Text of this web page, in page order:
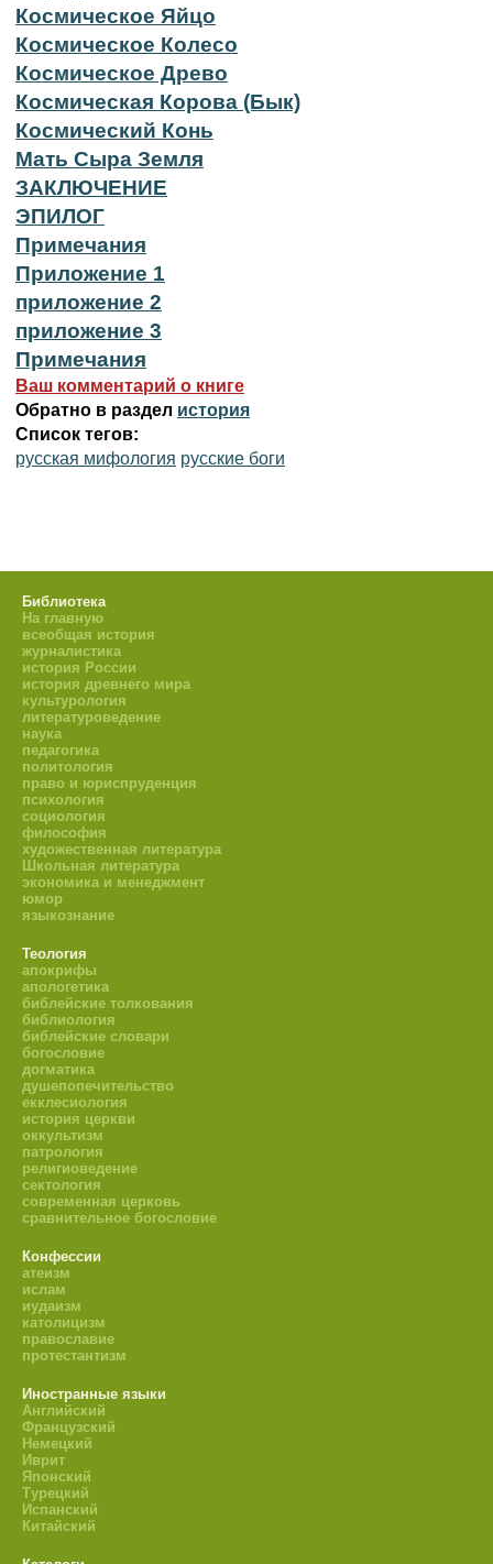
Космическое Яйцо
Космическое Колесо
Космическое Древо
Космическая Корова (Бык)
Космический Конь
Мать Сыра Земля
ЗАКЛЮЧЕНИЕ
ЭПИЛОГ
Примечания
Приложение 1
приложение 2
приложение 3
Примечания
Ваш комментарий о книге
Обратно в раздел история
Список тегов:
русская мифология русские боги
Библиотека
На главную
всеобщая история
журналистика
история России
история древнего мира
культурология
литературоведение
наука
педагогика
политология
право и юриспруденция
психология
социология
философия
художественная литература
Школьная литература
экономика и менеджмент
юмор
языкознание
Теология
апокрифы
апологетика
библейские толкования
библиология
библейские словари
богословие
догматика
душепопечительство
екклесиология
история церкви
оккультизм
патрология
религиоведение
сектология
современная церковь
сравнительное богословие
Конфессии
атеизм
ислам
иудаизм
католицизм
православие
протестантизм
Иностранные языки
Английский
Французский
Немецкий
Иврит
Японский
Турецкий
Испанский
Китайский